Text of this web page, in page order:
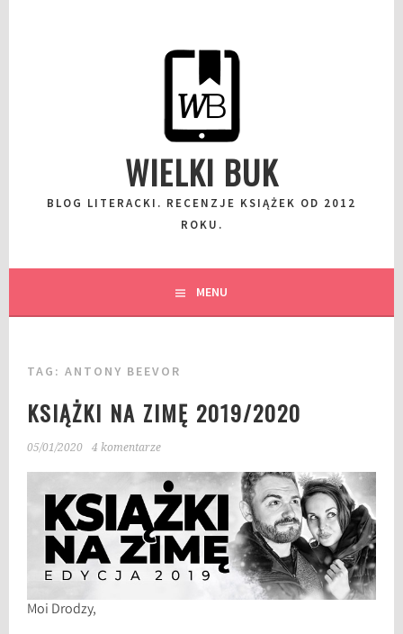
WIELKI BUK
BLOG LITERACKI. RECENZJE KSIĄŻEK OD 2012
ROKU.
MENU
TAG:ANTONY BEEVOR
KSIĄŻKI NA ZIMĘ 2019/2020
05/01/2020 4 komentarze
Moi Drodzy,